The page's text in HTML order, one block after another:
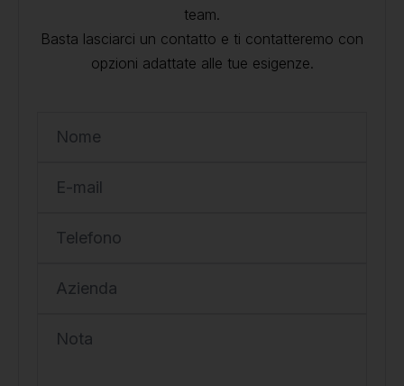
team.
Basta lasciarci un contatto e ti contatteremo con
opzioni adattate alle tue esigenze.
Nome
E-mail
Telefono
Azienda
Nota